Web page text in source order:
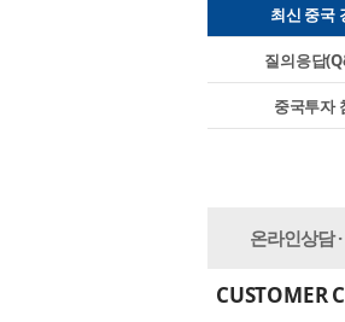
최신 중국
질의응답
중국투자
온라인상담
CUSTOMER